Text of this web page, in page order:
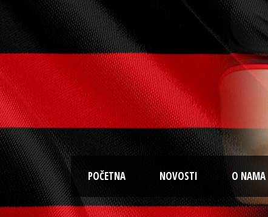
POČETNA NOVOSTI O NAMA